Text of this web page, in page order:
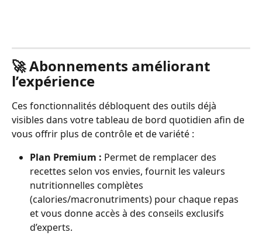
🚀 Abonnements améliorant
l’expérience
Ces fonctionnalités débloquent des outils déjà
visibles dans votre tableau de bord quotidien afin de
vous offrir plus de contrôle et de variété :
Plan Premium : Permet de remplacer des
recettes selon vos envies, fournit les valeurs
nutritionnelles complètes
(calories/macronutriments) pour chaque repas
et vous donne accès à des conseils exclusifs
d’experts.